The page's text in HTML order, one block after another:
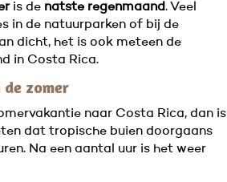
is de natste regenmaand. Veel
in de natuurparken of bij de
dicht, het is ook meteen de
in Costa Rica.
de zomer
naar Costa Rica, dan is
dat tropische buien doorgaans
Na een aantal uur is het weer